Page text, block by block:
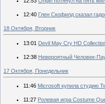
12:40 Глен Скофилд сказал
18 Октября, Вторник
13:01 Devil May Cry HD
12:38 Невероятный Человек-
17 Октября, Понедельник
11:46 Microsoft купила студию
11:27 Ролевая игра Costume